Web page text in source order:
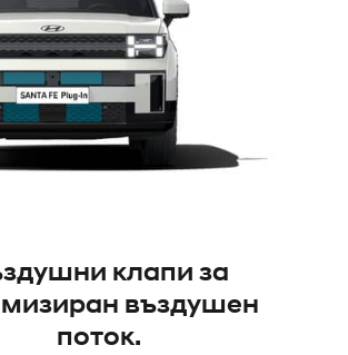
клапи за
въздушен
поток.